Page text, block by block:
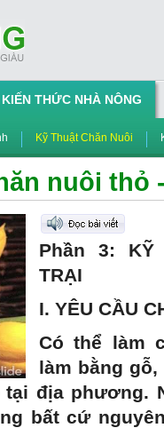
KIẾN THỨC NHÀ NÔNG
Kỹ Thuật Chăn Nuôi
nuôi thỏ
Phần 3:
KỸ
TRẠI
I. YÊU CẦU
Có thể làm
làm bằng
địa phương.
bất cứ